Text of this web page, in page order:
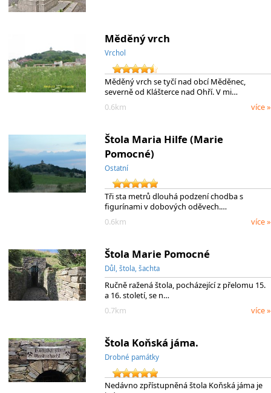
Měděný vrch
Vrchol
Měděný vrch se tyčí nad obcí Měděnec,
severně od Klášterce nad Ohří. V mi…
0.6km
více »
Štola Maria Hilfe (Marie
Pomocné)
Ostatní
Tři sta metrů dlouhá podzení chodba s
figurínami v dobových oděvech.…
0.6km
více »
Štola Marie Pomocné
Důl, štola, šachta
Ručně ražená štola, pocházející z přelomu 15.
a 16. století, se n…
0.7km
více »
Štola Koňská jáma.
Drobné památky
Nedávno zpřístupněná štola Koňská jáma je